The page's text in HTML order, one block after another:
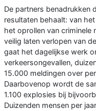
De partners benadrukken
resultaten behaalt: van
het oprollen van
veilig laten verlopen van
gaat het dagelijkse werk
verkeersongevallen,
15.000 meldingen over
Daarbovenop wordt de
1.100 explosies bij
Duizenden mensen per